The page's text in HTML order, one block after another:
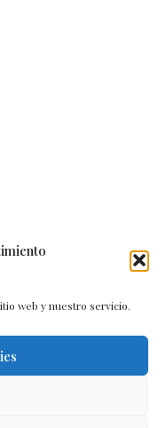
web y nuestro servicio.